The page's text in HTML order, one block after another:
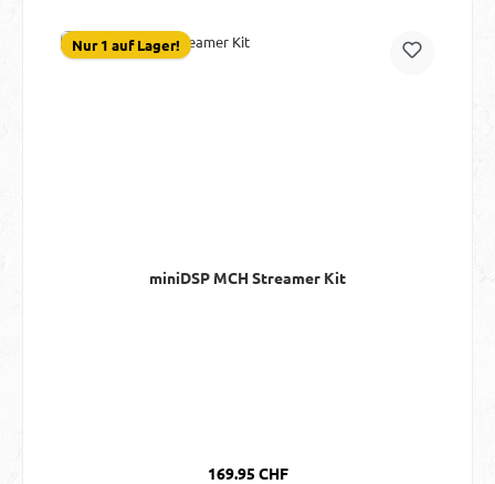
Nur 1 auf Lager!
miniDSP MCH Streamer Kit
Regulärer Preis:
169.95 CHF